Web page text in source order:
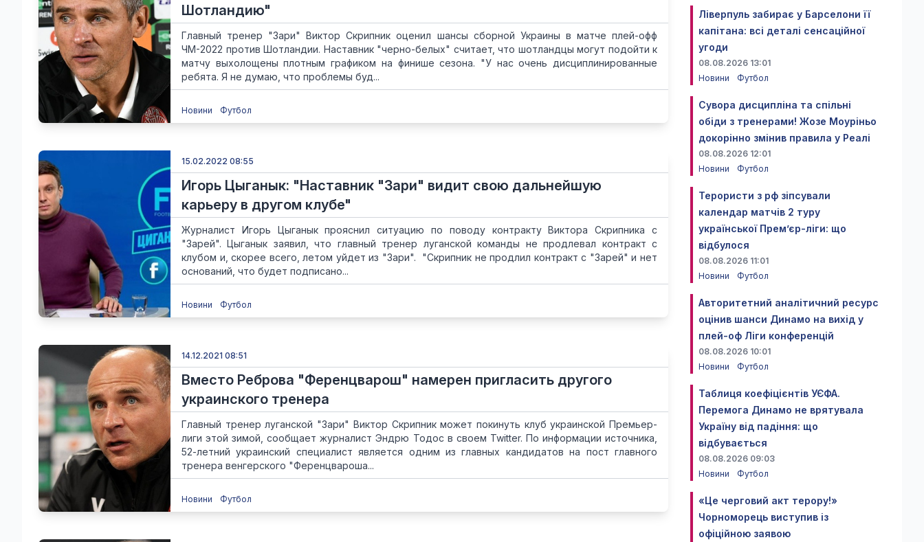
Шотландию"
Главный тренер "Зари" Виктор Скрипник оценил шансы сборной Украины в матче плей-офф
ЧМ-2022 против Шотландии. Наставник "черно-белых" считает, что шотландцы могут подойти к
матчу выхолощены плотным графиком на финише сезона. "У нас очень дисциплинированные
ребята. Я не думаю, что проблемы буд...
Новини Футбол
15.02.2022 08:55
Игорь Цыганык: "Наставник "Зари" видит свою дальнейшую
карьеру в другом клубе"
Журналист Игорь Цыганык прояснил ситуацию по поводу контракту Виктора Скрипника с
"Зарей". Цыганык заявил, что главный тренер луганской команды не продлевал контракт с
клубом и, скорее всего, летом уйдет из "Зари". "Скрипник не продлил контракт с "Зарей" и нет
оснований, что будет подписано...
Новини Футбол
14.12.2021 08:51
Вместо Реброва "Ференцварош" намерен пригласить другого
украинского тренера
Главный тренер луганской "Зари" Виктор Скрипник может покинуть клуб украинской Премьер-
лиги этой зимой, сообщает журналист Эндрю Тодос в своем Twitter. По информации источника,
52-летний украинский специалист является одним из главных кандидатов на пост главного
тренера венгерского "Ференцвароша...
Новини Футбол
Ліверпуль забирає у Барселони її
капітана: всі деталі сенсаційної
угоди
08.08.2026 13:01
Новини
Футбол
Сувора дисципліна та спільні
обіди з тренерами! Жозе Моуріньо
докорінно змінив правила у Реалі
08.08.2026 12:01
Новини
Футбол
Терористи з рф зіпсували
календар матчів 2 туру
української Прем’єр-ліги: що
відбулося
08.08.2026 11:01
Новини
Футбол
Авторитетний аналітичний ресурс
оцінив шанси Динамо на вихід у
плей-оф Ліги конференцій
08.08.2026 10:01
Новини
Футбол
Таблиця коефіцієнтів УЄФА.
Перемога Динамо не врятувала
Україну від падіння: що
відбувається
08.08.2026 09:03
Новини
Футбол
«Це черговий акт терору!»
Чорноморець виступив із
офіційною заявою